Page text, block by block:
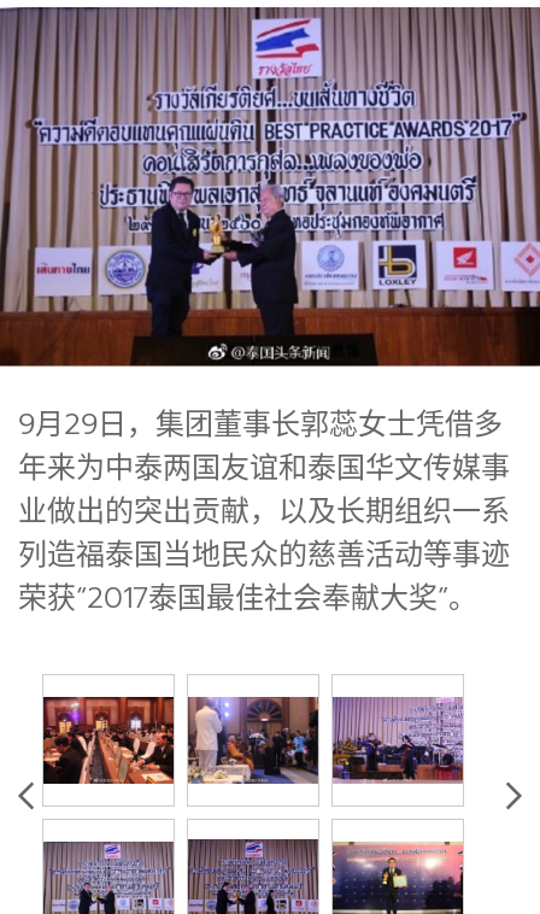
9月29日，集团董事长郭蕊女士凭借多
年来为中泰两国友谊和泰国华文传媒事
业做出的突出贡献，以及长期组织一系
列造福泰国当地民众的慈善活动等事迹
荣获“2017泰国最佳社会奉献大奖”。